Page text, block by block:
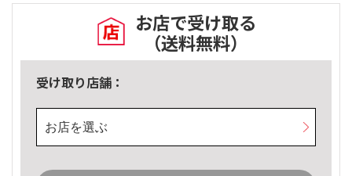
お店で受け取る
（送料無料）
受け取り店舗：
お店を選ぶ